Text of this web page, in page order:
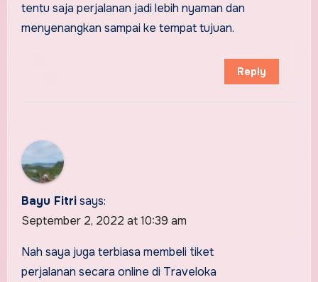
tentu saja perjalanan jadi lebih nyaman dan
menyenangkan sampai ke tempat tujuan.
Reply
Bayu Fitri says:
September 2, 2022 at 10:39 am
Nah saya juga terbiasa membeli tiket
perjalanan secara online di Traveloka